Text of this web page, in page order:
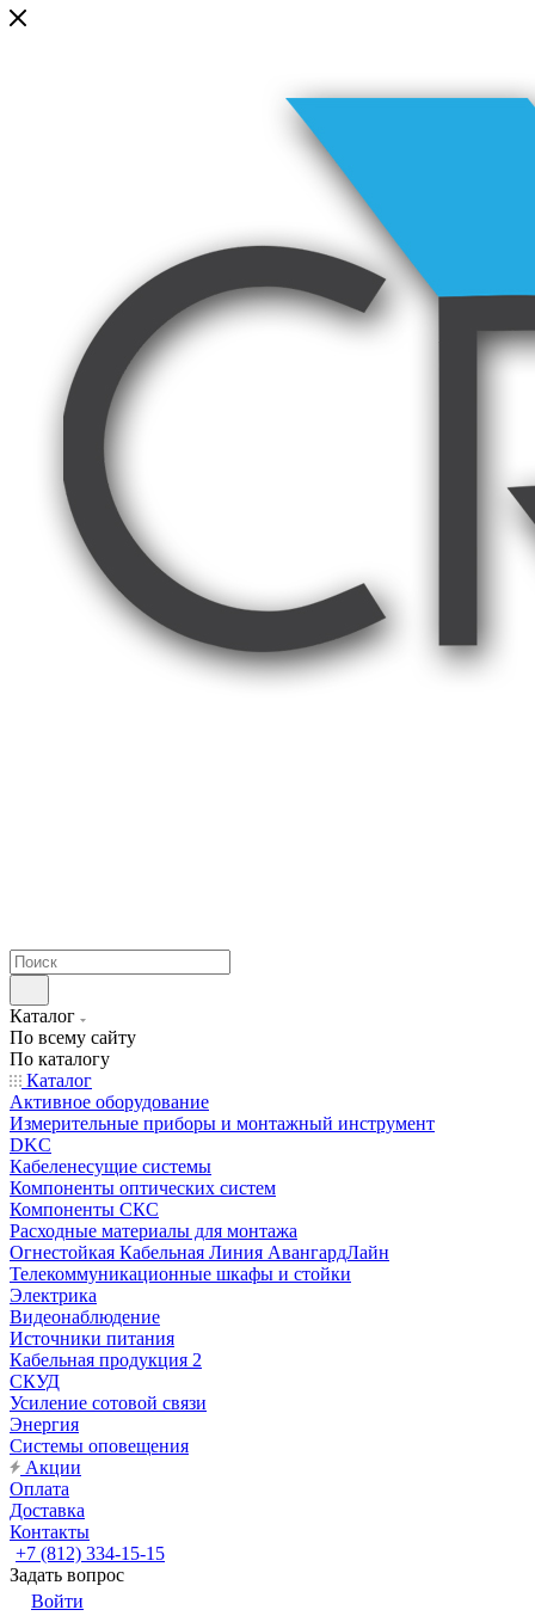
Каталог
По всему сайту
По каталогу
Каталог
Активное оборудование
Измерительные приборы и монтажный инструмент
DKC
Кабеленесущие системы
Компоненты оптических систем
Компоненты СКС
Расходные материалы для монтажа
Огнестойкая Кабельная Линия АвангардЛайн
Телекоммуникационные шкафы и стойки
Электрика
Видеонаблюдение
Источники питания
Кабельная продукция 2
СКУД
Усиление сотовой связи
Энергия
Системы оповещения
Акции
Оплата
Доставка
Контакты
+7 (812) 334-15-15
Задать вопрос
Войти